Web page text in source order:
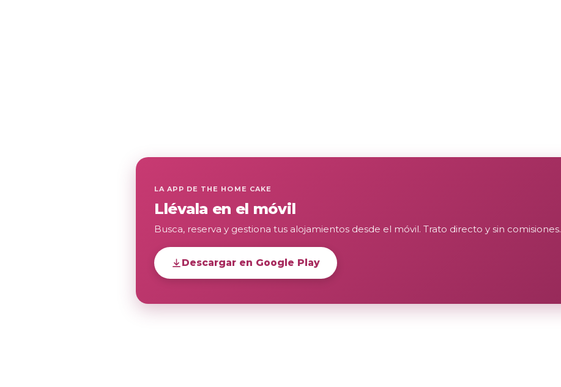
LA APP DE THE HOME CAKE
Llévala en el móvil
Busca, reserva y gestiona tus alojamientos desde el móvil. Trato directo y sin comisiones.
Descargar en Google Play